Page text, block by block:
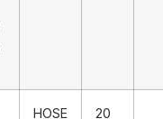
HOSE 20